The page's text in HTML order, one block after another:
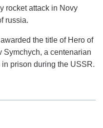
rocket attack in Novy
russia.
the title of Hero of
Symchych, a centenarian
prison during the USSR.